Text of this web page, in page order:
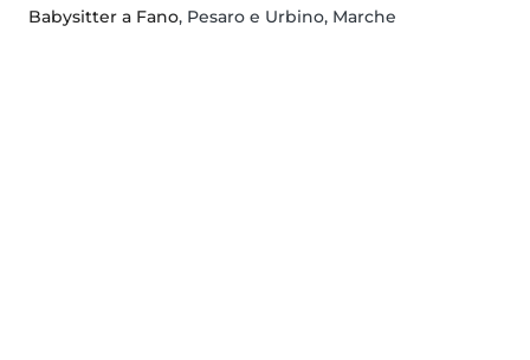
Babysitter a Fano, Pesaro e Urbino, Marche